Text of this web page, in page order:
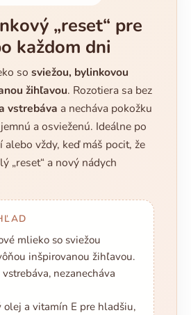
„reset“ pre
každom dni
so sviežou, bylinkovou
žihľavou. Rozotiera sa bez
vstrebáva a necháva pokožku
a osvieženú. Ideálne po
alebo vždy, keď máš pocit, že
„reset“ a nový nádych
mlieko so sviežou
inšpirovanou žihľavou.
vstrebáva, nezanecháva
olej a vitamín E pre hladšiu,